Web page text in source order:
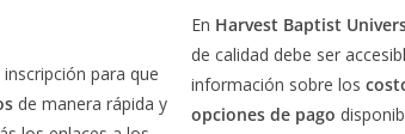
para que
de manera rápida y
En Harvest Baptist
de calidad debe ser
información sobre los
opciones de pago